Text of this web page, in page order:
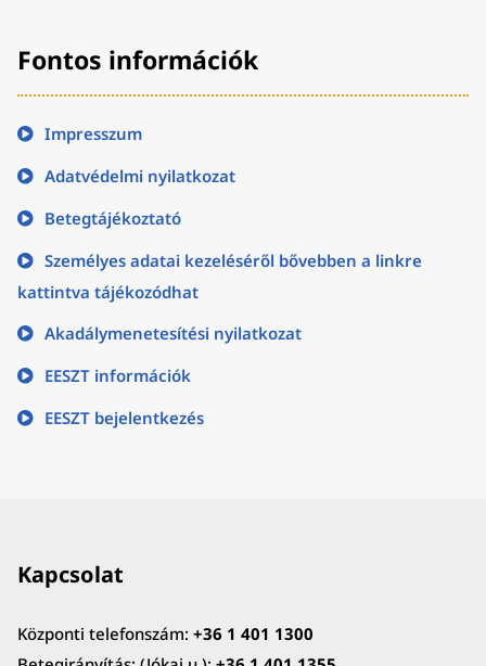
Fontos információk
Impresszum
Adatvédelmi nyilatkozat
Betegtájékoztató
Személyes adatai kezeléséről bővebben a linkre
kattintva tájékozódhat
Akadálymenetesítési nyilatkozat
EESZT információk
EESZT bejelentkezés
Kapcsolat
Központi telefonszám: +36 1 401 1300